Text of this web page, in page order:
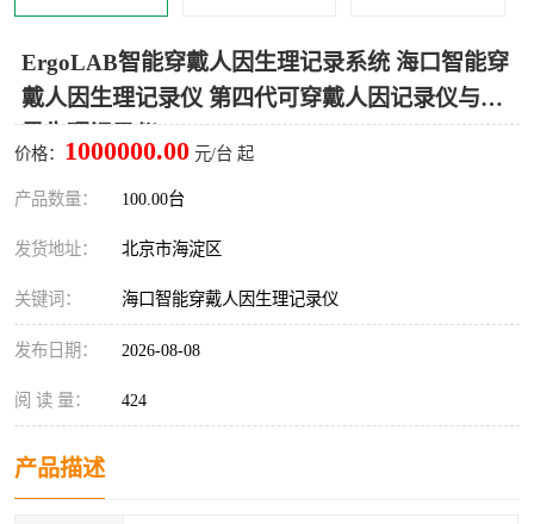
ErgoLAB智能穿戴人因生理记录系统 海口智能穿
戴人因生理记录仪 第四代可穿戴人因记录仪与多
价格： 1000000.00 元/台 起
产品数量： 100.00台
发货地址： 北京市海淀区
关键词： 海口智能穿戴人因生理记录仪
发布日期： 2026-08-08
阅 读 量： 424
产品描述